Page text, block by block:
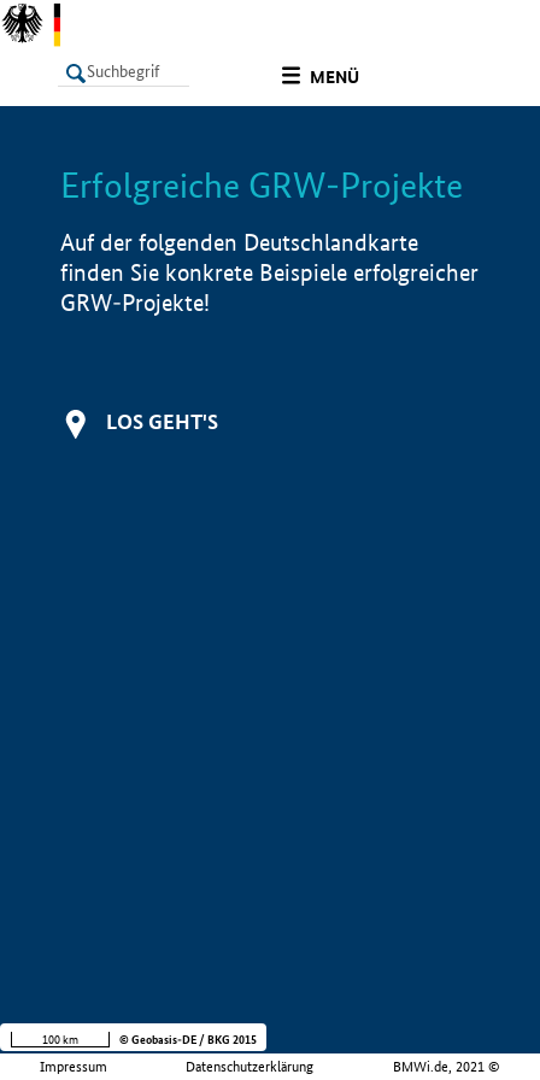
MENÜ
LISTE Info
Erfolgreiche GRW-Projekte
Auf der folgenden Deutschlandkarte
finden Sie konkrete Beispiele erfolgreicher
GRW-Projekte!
LOS GEHT'S
Impressum Datenschutzerklärung BMWi.de, 2021 ©
100 km © Geobasis-DE / BKG 2015